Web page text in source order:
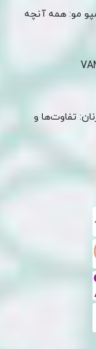
مو: همه آنچه
تفاوت‌ها و